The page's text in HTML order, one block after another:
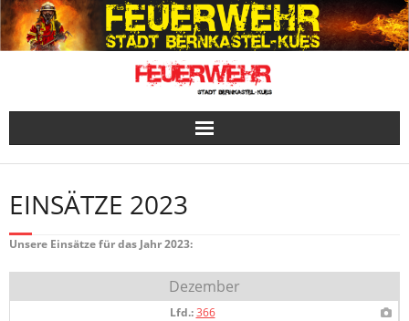
Skip
to
content
EINSÄTZE 2023
Unsere Einsätze für das Jahr 2023:
Dezember
Lfd.: 366